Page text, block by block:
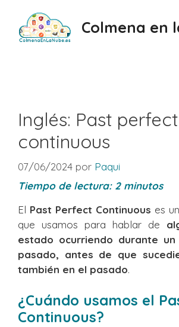
contenido
Colmena en
Inglés: Past perfect
continuous
07/06/2024 por Paqui
Tiempo de lectura: 2 minutos
El Past Perfect Continuous es
que usamos para hablar de
estado ocurriendo durante
pasado, antes de que
también en el pasado.
¿Cuándo usamos el
Continuous?